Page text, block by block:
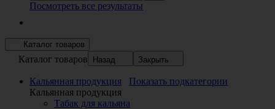
Посмотреть все результаты
Каталог товаров
Каталог товаров Назад Закрыть
Кальянная продукция
Показать подкатегории
Кальянная продукция
Табак для кальяна